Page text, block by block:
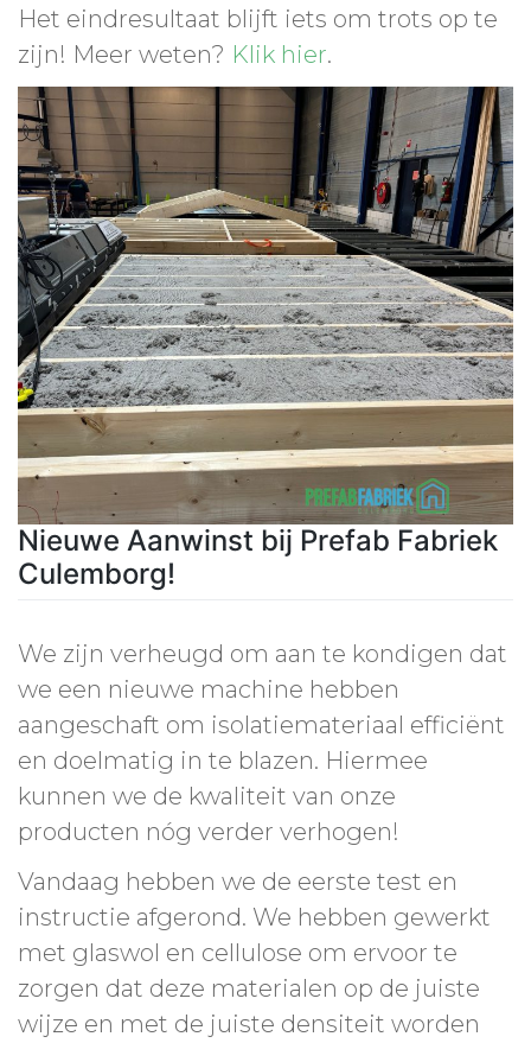
Het eindresultaat blijft iets om trots op te
zijn! Meer weten? Klik hier.
Nieuwe Aanwinst bij Prefab Fabriek
Culemborg!
We zijn verheugd om aan te kondigen dat
we een nieuwe machine hebben
aangeschaft om isolatiemateriaal efficiënt
en doelmatig in te blazen. Hiermee
kunnen we de kwaliteit van onze
producten nóg verder verhogen!
Vandaag hebben we de eerste test en
instructie afgerond. We hebben gewerkt
met glaswol en cellulose om ervoor te
zorgen dat deze materialen op de juiste
wijze en met de juiste densiteit worden